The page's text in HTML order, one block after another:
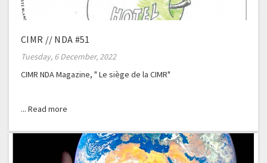
CIMR // NDA #51
Tuesday, 6 December, 2022
CIMR NDA Magazine, " Le siège de la CIMR"